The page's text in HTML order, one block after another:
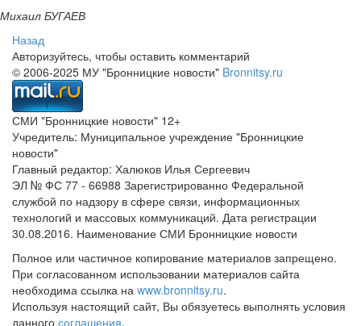
Михаил БУГАЕВ
Назад
Авторизуйтесь, чтобы оставить комментарий
© 2006-2025 МУ "Бронницкие новости" Bronnitsy.ru
СМИ "Бронницкие новости" 12+
Учредитель: Муниципальное учреждение "Бронницкие
новости"
Главный редактор: Халюков Илья Сергеевич
ЭЛ № ФС 77 - 66988 Зарегистрированно Федеральной
службой по надзору в сфере связи, информационных
технологий и массовых коммуникаций. Дата регистрации
30.08.2016. Наименование СМИ Бронницкие новости
Полное или частичное копирование материалов запрещено.
При согласованном использовании материалов сайта
необходима ссылка на www.bronnitsy.ru.
Используя настоящий сайт, Вы обязуетесь выполнять условия
данного соглашения.